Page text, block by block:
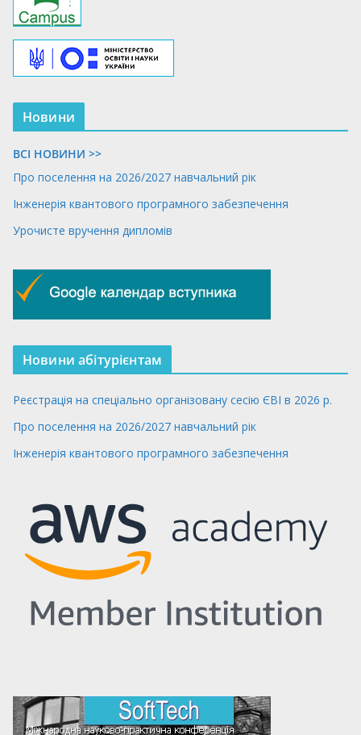
Новини
ВСІ НОВИНИ >>
Про поселення на 2026/2027 навчальний рік
Інженерія квантового програмного забезпечення
Урочисте вручення дипломів
Новини абітурієнтам
Реєстрація на спеціально організовану сесію ЄВІ в 2026 р.
Про поселення на 2026/2027 навчальний рік
Інженерія квантового програмного забезпечення